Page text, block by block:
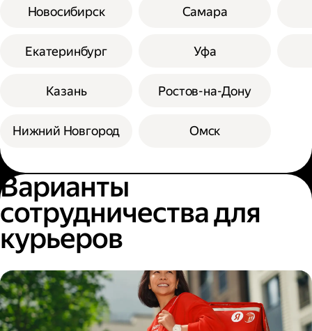
Новосибирск
Екатеринбург
Казань
Нижний Новгород
Самара
Уфа
Ростов-на-Дону
Омск
Варианты
сотрудничества для
курьеров